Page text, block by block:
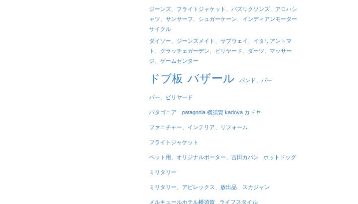
ジーンズ、フライトジャケット、パズリクソンズ、アロハシ
ャツ、サンサーフ、シュガーケーン、インディアンモーター
サイクル
ダイソー、ジーンズメイト、サブウェイ、イタリアントマ
ト、グラッチェガーデン、ビリヤード、ダーツ、マッサー
ジ、ゲームセンター
ドブ板 バザール バンド、バー
バー、ビリヤード
パタゴニア patagonia 横須賀 kadoya カドヤ
ファニチャー、インテリア、リフォーム
フライトジャケット
ペット用、オリジナルポーター、吉田カバン ホットドッグ
ミリタリー
ミリタリー、アビレックス、放出品、スカジャン
メルキュールホテル横須賀 ライフスタイル